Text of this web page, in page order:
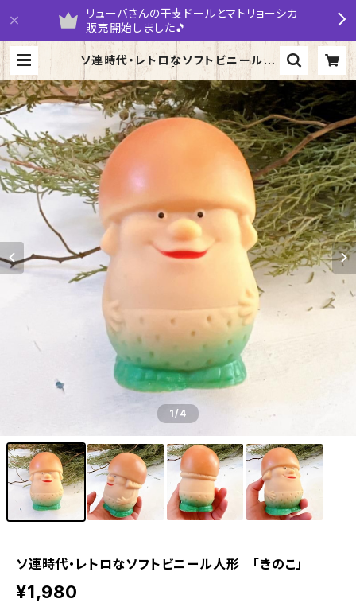
リューバさんの干支ドールとマトリョーシカ
販売開始しました🎵
ソ連時代・レトロなソフトビニール人
形 「きのこ」 | yarumaruka
1/4
ソ連時代・レトロなソフトビニール人形 「きのこ」
¥1,980